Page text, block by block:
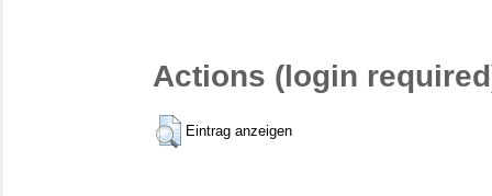
Actions (login
Eintrag anzeigen